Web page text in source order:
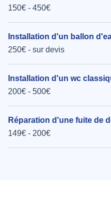
150€ - 450€
Installation d'un ballon
250€ - sur devis
Installation d'un wc
200€ - 500€
Réparation d'une fuite de
149€ - 200€